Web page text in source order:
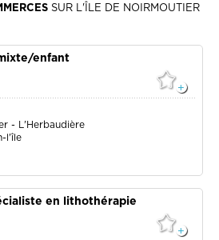
SUR L'ÎLE DE NOIRMOUTIER
enfant
- L'Herbaudière
l'île
en lithothérapie